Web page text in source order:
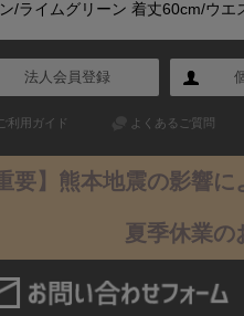
/ライムグリーン 着丈60cm/ウ
法人会員登録
ご利用ガイド よくあるご質問
要】熊本地震の影響
夏季休業の